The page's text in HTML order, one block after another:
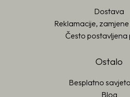
Dostava
Reklamacije,
Često postavljena
Ostalo
Besplatno
Blog